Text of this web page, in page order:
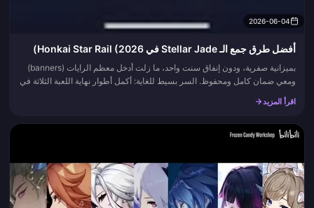
2026-06-04
أفضل طرق جمع الـ Stellar Jade في Honkai Star Rail (2026)
بميزانية صفرية، ودون إنفاق سنت واحد، ما زلت أدخل معظم الرايات (banners)
ومعي ضمان كامل ومحفوظ. السر بسيط للغاية: أكمل أطوار نهاية اللعبة الثلاثة في
اقرأ المزيد